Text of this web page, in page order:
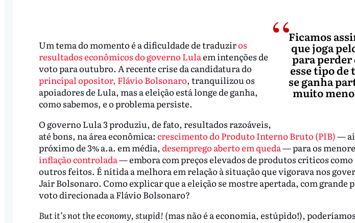
Ficamos
que joga
para perder
esse tipo de
se ganha
muito
Um tema do momento é a dificuldade de traduziros
resultados econômicos do governo Lulaem intenções de
voto para outubro. A recente crise da candidatura do
principal opositor, Flávio Bolsonaro, tranquilizou os
apoiadores de Lula, mas a eleição está longe de ganha,
como sabemos, e o problema persiste.
O governo Lula 3 produziu, de fato, resultados razoáveis,
até bons, na área econômica: crescimento do Produto Interno Bruto (PIB)—
próximo de 3% a.a. em média, desemprego aberto em queda— para os
inflação controlada— embora com preços elevados de produtos críticos
outros feitos. É nítida a melhora em relação à situação que vigorava nos
Jair Bolsonaro. Como explicar que a eleição se mostre apertada, com grande
voto direcionada a Flávio Bolsonaro?
But it’s not the economy, stupid! (mas não é a economia, estúpido!),